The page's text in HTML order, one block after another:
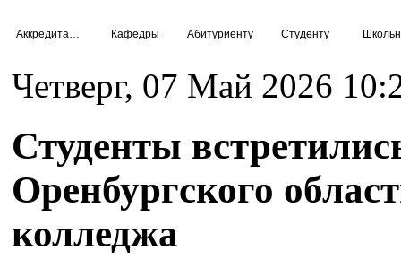
Кафедры Абитуриенту Студенту
Четверг, 07 Май 2026
Студенты
Оренбургского
колледжа